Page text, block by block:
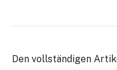
Den vollständigen